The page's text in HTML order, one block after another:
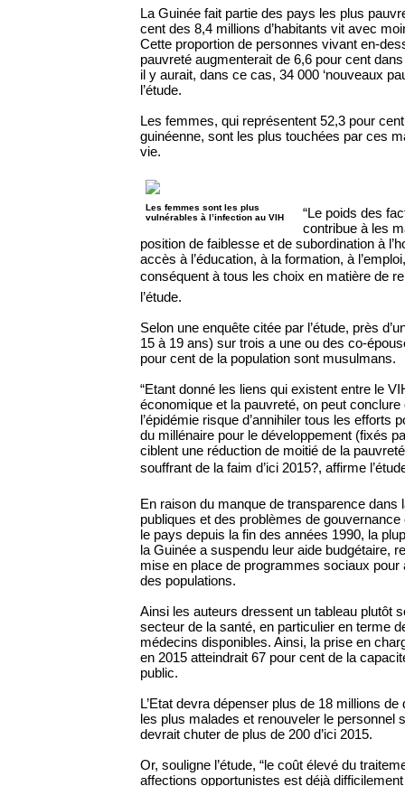
La Guinée fait partie des pays les plus
cent des 8,4 millions d’habitants vit avec
Cette proportion de personnes vivant en-
pauvreté augmenterait de 6,6 pour cent
il y aurait, dans ce cas, 34 000 ‘nouveaux
l’étude.
Les femmes, qui représentent 52,3 pour
guinéenne, sont les plus touchées par ces
vie.
Les femmes sont les plus
vulnérables à l’infection au VIH
“Le poids des
contribue à les
position de faiblesse et de subordination à
accès à l’éducation, à la formation, à
conséquent à tous les choix en matière de
l’étude.
Selon une enquête citée par l’étude, près
15 à 19 ans) sur trois a une ou des co-
pour cent de la population sont musulmans.
“Etant donné les liens qui existent entre le
économique et la pauvreté, on peut conclure
l’épidémie risque d’annihiler tous les efforts
du millénaire pour le développement (fixés
ciblent une réduction de moitié de la
souffrant de la faim d’ici 2015?, affirme
En raison du manque de transparence dans
publiques et des problèmes de
le pays depuis la fin des années 1990, la
la Guinée a suspendu leur aide budgétaire,
mise en place de programmes sociaux pour
des populations.
Ainsi les auteurs dressent un tableau plutôt
secteur de la santé, en particulier en terme
médecins disponibles. Ainsi, la prise en
en 2015 atteindrait 67 pour cent de la
public.
L’Etat devra dépenser plus de 18 millions
les plus malades et renouveler le personnel
devrait chuter de plus de 200 d’ici 2015.
Or, souligne l’étude, “le coût élevé du
affections opportunistes est déjà